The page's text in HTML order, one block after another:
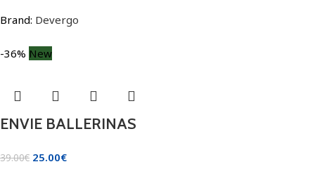
Brand: Devergo
-36% New
ENVIE BALLERINAS
39.00€ 25.00€